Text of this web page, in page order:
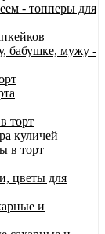
- топперы для
бабушке, мужу -
торт
куличей
в торт
цветы для
и